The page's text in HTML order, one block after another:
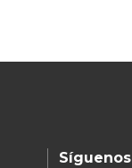
Síguenos